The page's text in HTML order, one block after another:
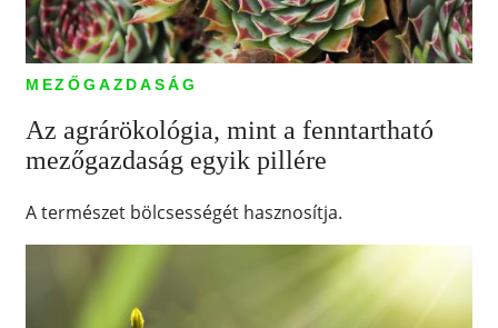
MEZŐGAZDASÁG
Az agrárökológia, mint a fenntartható
mezőgazdaság egyik pillére
A természet bölcsességét hasznosítja.